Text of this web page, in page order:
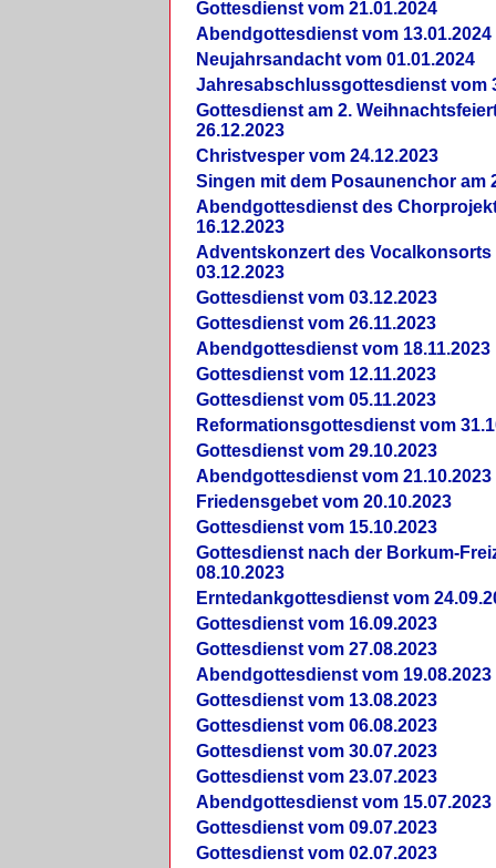
Gottesdienst vom 21.01.2024
Abendgottesdienst vom 13.01.2024
Neujahrsandacht vom 01.01.2024
Jahresabschlussgottesdienst vom
Gottesdienst am 2.
26.12.2023
Christvesper vom 24.12.2023
Singen mit dem Posaunenchor am
Abendgottesdienst des
16.12.2023
Adventskonzert des Vocalkonsorts
03.12.2023
Gottesdienst vom 03.12.2023
Gottesdienst vom 26.11.2023
Abendgottesdienst vom 18.11.2023
Gottesdienst vom 12.11.2023
Gottesdienst vom 05.11.2023
Reformationsgottesdienst vom
Gottesdienst vom 29.10.2023
Abendgottesdienst vom 21.10.2023
Friedensgebet vom 20.10.2023
Gottesdienst vom 15.10.2023
Gottesdienst nach der Borkum-
08.10.2023
Erntedankgottesdienst vom
Gottesdienst vom 16.09.2023
Gottesdienst vom 27.08.2023
Abendgottesdienst vom 19.08.2023
Gottesdienst vom 13.08.2023
Gottesdienst vom 06.08.2023
Gottesdienst vom 30.07.2023
Gottesdienst vom 23.07.2023
Abendgottesdienst vom 15.07.2023
Gottesdienst vom 09.07.2023
Gottesdienst vom 02.07.2023